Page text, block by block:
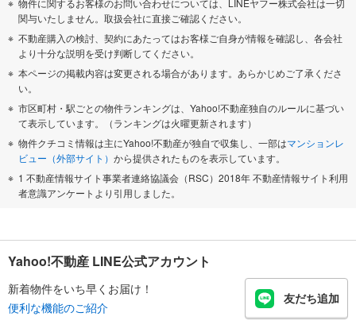
関与いたしません。取扱会社に直接ご確認ください。
不動産購入の検討、契約にあたってはお客様ご自身が情報を確認し、各会社
より十分な説明を受け判断してください。
本ページの掲載内容は変更される場合があります。あらかじめご了承くださ
い。
市区町村・駅ごとの物件ランキングは、Yahoo!不動産独自のルールに基づい
て表示しています。（ランキングは火曜更新されます）
物件クチコミ情報は主にYahoo!不動産が独自で収集し、一部はマンションレ
ビュー（外部サイト） から提供されたものを表示しています。
1 不動産情報サイト事業者連絡協議会（RSC）2018年 不動産情報サイト利用
者意識アンケートより引用しました。
Yahoo!不動産 LINE公式アカウント
新着物件をいち早くお届け！
便利な機能のご紹介
友だち追加